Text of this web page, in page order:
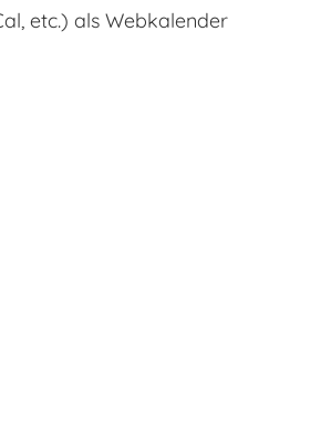
etc.) als Webkalender